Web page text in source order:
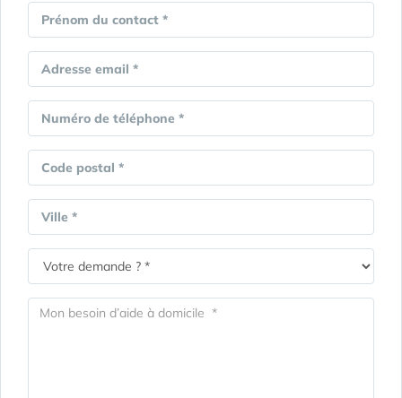
Prénom du contact *
Adresse email *
Numéro de téléphone *
Code postal *
Ville *